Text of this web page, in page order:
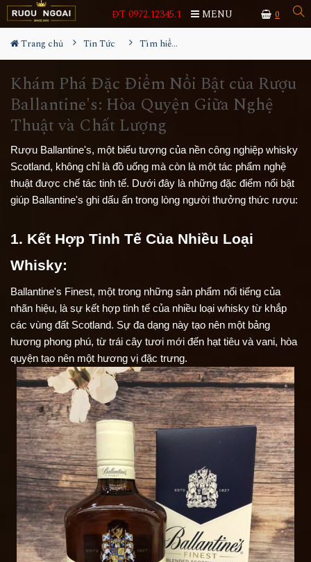
0
ĐT 0972.12345.1 MENU
Trang chủ Tin Tức Tìm hiểu về rượu
Khám Phá Đặc Điểm Nổi Bật của Rượu
Ballantine's: Hòa Quyện Giữa Nghệ
Thuật và Chất Lượng
Rượu Ballantine's, một biểu tượng của nền công nghiệp whisky
Scotland, không chỉ là đồ uống mà còn là một tác phẩm nghệ
thuật được chế tác tinh tế. Dưới đây là những đặc điểm nổi bật
giúp Ballantine's ghi dấu ấn trong lòng người thưởng thức rượu:
1. Kết Hợp Tinh Tế Của Nhiều Loại
Whisky:
Ballantine's Finest, một trong những sản phẩm nổi tiếng của
nhãn hiệu, là sự kết hợp tinh tế của nhiều loại whisky từ khắp
các vùng đất Scotland. Sự đa dạng này tạo nên một bảng
hương phong phú, từ trái cây tươi mới đến hạt tiêu và vani, hòa
quyện tạo nên một hương vị đặc trưng.